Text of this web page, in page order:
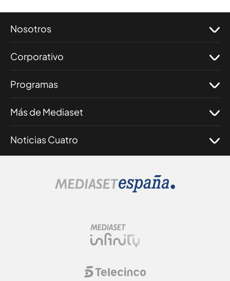
Nosotros
Corporativo
Programas
Más de Mediaset
Noticias Cuatro